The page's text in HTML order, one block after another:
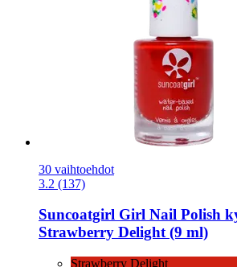
30 vaihtoehdot
3.2 (137)
Suncoatgirl Girl Nail Polish
Strawberry Delight (9 ml)
Strawberry Delight